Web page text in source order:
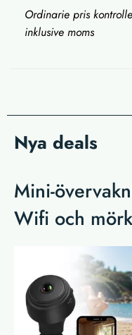
Ordinarie pris
inklusive moms
Nya deals
Mini-
Wifi och